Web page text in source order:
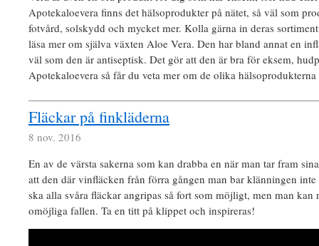
Apotekaloevera finns det hälsoprodukter på nätet, så väl som
fotvård, solskydd och mycket mer. Kolla gärna in deras
läsa mer om själva växten Aloe Vera. Den har bland annat en
väl som den är antiseptisk. Det gör att den är bra för eksem,
Apotekaloevera så får du veta mer om de olika
Fläckar på finkläderna
8 nov. 2016
En av de värsta sakerna som kan drabba en när man tar fram
att den där vinfläcken från förra gången man bar klänningen
ska alla svåra fläckar angripas så fort som möjligt, men man kan
omöjliga fallen. Ta en titt på klippet och inspireras!